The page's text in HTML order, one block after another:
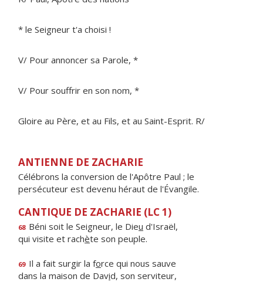
* le Seigneur t'a choisi !
V/ Pour annoncer sa Parole, *
V/ Pour souffrir en son nom, *
Gloire au Père, et au Fils, et au Saint-Esprit. R/
ANTIENNE DE ZACHARIE
Célébrons la conversion de l'Apôtre Paul ; le
persécuteur est devenu héraut de l'Évangile.
CANTIQUE DE ZACHARIE (LC 1)
68 Béni soit le Seigneur, le Dieu d'Israël,
qui visite et rachète son peuple.
69 Il a fait surgir la force qui nous sauve
dans la maison de David, son serviteur,